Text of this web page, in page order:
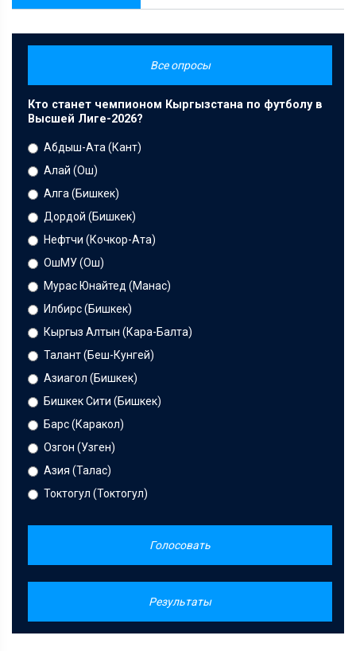
Все опросы
Кто станет чемпионом Кыргызстана по футболу в
Высшей Лиге-2026?
Абдыш-Ата (Кант)
Алай (Ош)
Алга (Бишкек)
Дордой (Бишкек)
Нефтчи (Кочкор-Ата)
ОшМУ (Ош)
Мурас Юнайтед (Манас)
Илбирс (Бишкек)
Кыргыз Алтын (Кара-Балта)
Талант (Беш-Кунгей)
Азиагол (Бишкек)
Бишкек Сити (Бишкек)
Барс (Каракол)
Озгон (Узген)
Азия (Талас)
Токтогул (Токтогул)
Голосовать
Результаты